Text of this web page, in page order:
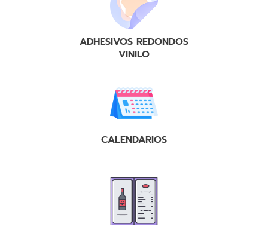
ADHESIVOS REDONDOS
VINILO
CALENDARIOS